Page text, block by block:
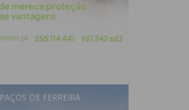
PAÇOS DE FERREIRA